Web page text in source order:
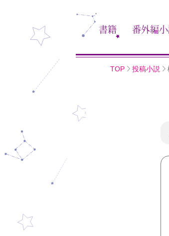
書籍 番外編
TOP 投稿小説